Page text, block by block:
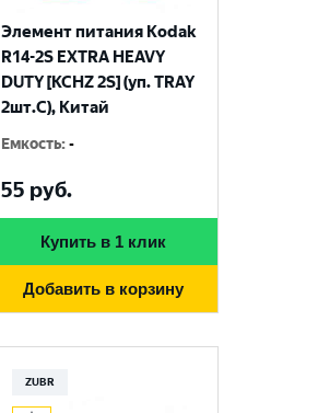
Элемент питания Kodak
R14-2S EXTRA HEAVY
DUTY [KCHZ 2S] (уп. TRAY
2шт.C), Китай
Емкость:-
55 руб.
Купить в 1 клик
Добавить в корзину
ZUBR